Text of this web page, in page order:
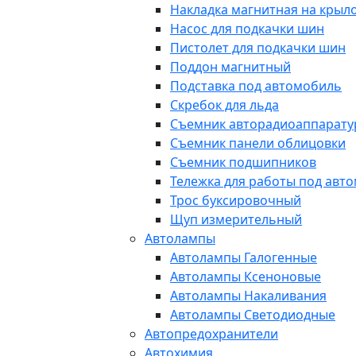
Накладка магнитная на
Насос для подкачки шин
Пистолет для подкачки шин
Поддон магнитный
Подставка под автомобиль
Скребок для льда
Съемник
Съемник панели облицовки
Съемник подшипников
Тележка для работы под
Трос буксировочный
Щуп измерительный
Автолампы
Автолампы Галогенные
Автолампы Ксеноновые
Автолампы Накаливания
Автолампы Светодиодные
Автопредохранители